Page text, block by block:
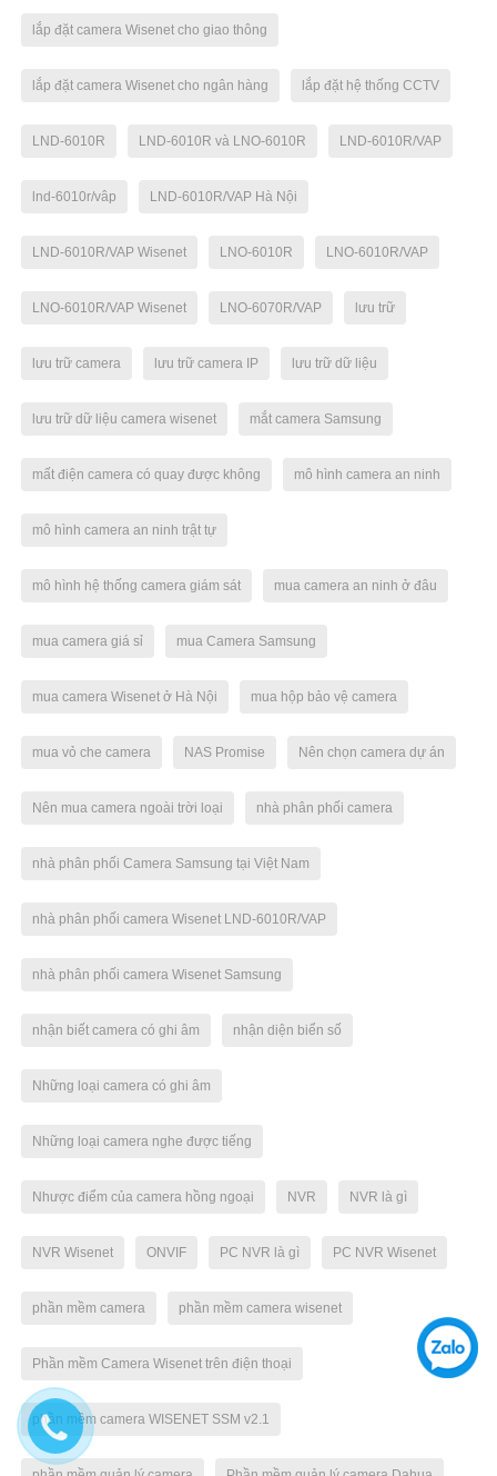
lắp đặt camera Wisenet cho giao thông
lắp đặt camera Wisenet cho ngân hàng lắp đặt hệ thống CCTV
LND-6010R LND-6010R và LNO-6010R LND-6010R/VAP
lnd-6010r/vâp LND-6010R/VAP Hà Nội
LND-6010R/VAP Wisenet LNO-6010R LNO-6010R/VAP
LNO-6010R/VAP Wisenet LNO-6070R/VAP lưu trữ
lưu trữ camera lưu trữ camera IP lưu trữ dữ liệu
lưu trữ dữ liệu camera wisenet mắt camera Samsung
mất điện camera có quay được không mô hình camera an ninh
mô hình camera an ninh trật tự
mô hình hệ thống camera giám sát mua camera an ninh ở đâu
mua camera giá sỉ mua Camera Samsung
mua camera Wisenet ở Hà Nội mua hộp bảo vệ camera
mua vỏ che camera NAS Promise Nên chọn camera dự án
Nên mua camera ngoài trời loại nhà phân phối camera
nhà phân phối Camera Samsung tại Việt Nam
nhà phân phối camera Wisenet LND-6010R/VAP
nhà phân phối camera Wisenet Samsung
nhận biết camera có ghi âm nhận diện biển số
Những loại camera có ghi âm
Những loại camera nghe được tiếng
Nhược điểm của camera hồng ngoại NVR NVR là gì
NVR Wisenet ONVIF PC NVR là gì PC NVR Wisenet
phần mềm camera phần mềm camera wisenet
Phần mềm Camera Wisenet trên điện thoại
phần mềm camera WISENET SSM v2.1